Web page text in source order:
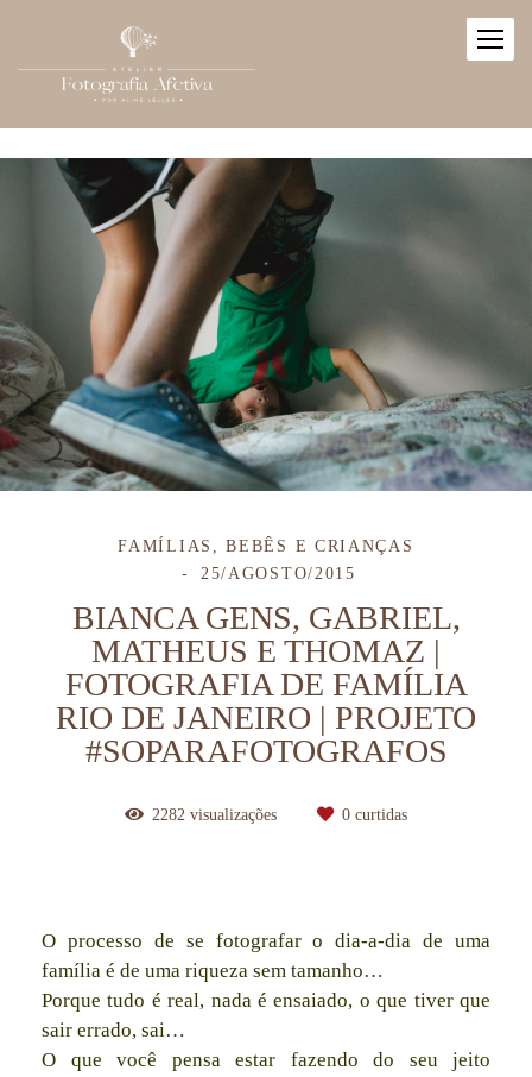
FAMÍLIAS, BEBÊS E CRIANÇAS
25/AGOSTO/2015
BIANCA GENS, GABRIEL,
MATHEUS E THOMAZ |
FOTOGRAFIA DE FAMÍLIA
RIO DE JANEIRO | PROJETO
#SOPARAFOTOGRAFOS
2282 visualizações 0 curtidas
O processo de se fotografar o dia-a-dia de uma
família é de uma riqueza sem tamanho…
Porque tudo é real, nada é ensaiado, o que tiver que
sair errado, sai…
O que você pensa estar fazendo do seu jeito